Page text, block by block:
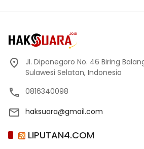
Jl. Diponegoro No. 46 Biring
Sulawesi Selatan, Indonesia
0816340098
haksuara@gmail.com
LIPUTAN4.COM